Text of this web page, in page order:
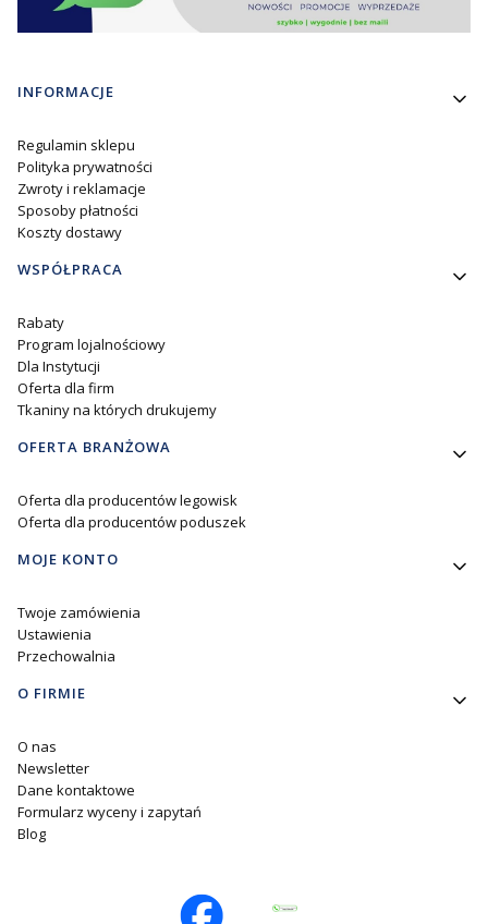
Linki w stopce
INFORMACJE
Regulamin sklepu
Polityka prywatności
Zwroty i reklamacje
Sposoby płatności
Koszty dostawy
WSPÓŁPRACA
Rabaty
Program lojalnościowy
Dla Instytucji
Oferta dla firm
Tkaniny na których drukujemy
OFERTA BRANŻOWA
Oferta dla producentów legowisk
Oferta dla producentów poduszek
MOJE KONTO
Twoje zamówienia
Ustawienia
Przechowalnia
O FIRMIE
O nas
Newsletter
Dane kontaktowe
Formularz wyceny i zapytań
Blog